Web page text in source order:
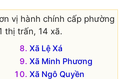
vị hành chính cấp phường
thị trấn, 14 xã.
Xã Lệ Xá
Xã Minh Phương
Xã Ngô Quyền